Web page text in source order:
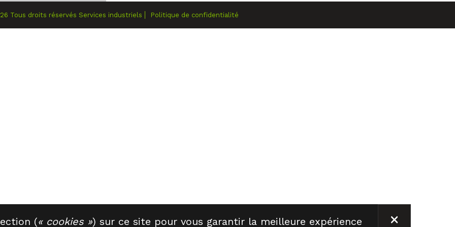
Tous droits réservés Services industriels Politique de confidentialité
FERMER
(« cookies ») sur ce site pour vous garantir la meilleure expérience